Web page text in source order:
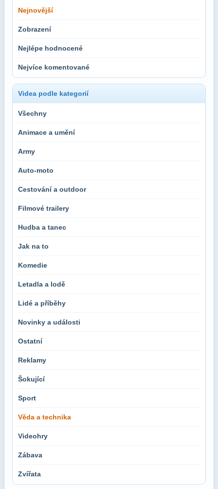
Nejnovější
Zobrazení
Nejlépe hodnocené
Nejvíce komentované
Videa podle kategorií
Všechny
Animace a umění
Army
Auto-moto
Cestování a outdoor
Filmové trailery
Hudba a tanec
Jak na to
Komedie
Letadla a lodě
Lidé a příběhy
Novinky a události
Ostatní
Reklamy
Šokující
Sport
Věda a technika
Videohry
Zábava
Zvířata